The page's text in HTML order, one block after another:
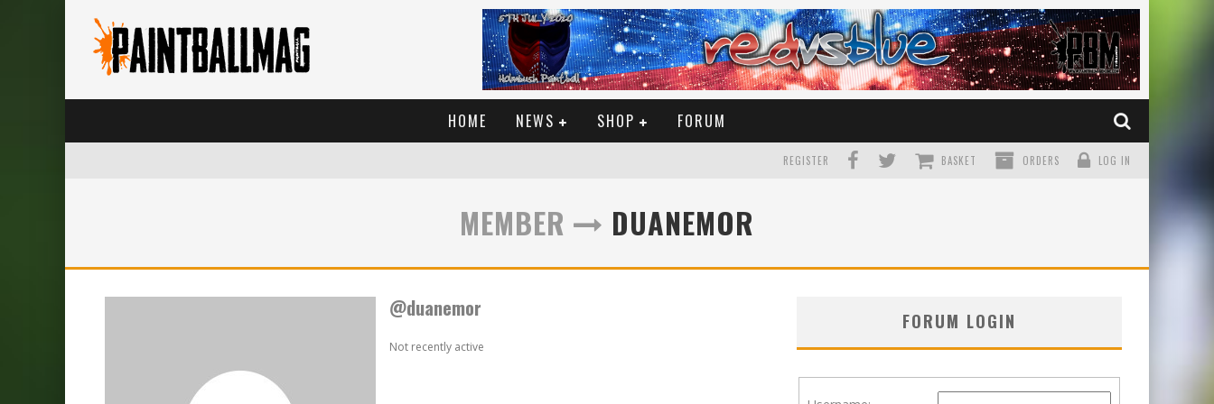
HOME NEWS SHOP FORUM
LOG IN
ORDERS
BASKET
REGISTER
MEMBER DUANEMOR
@duanemor
Not recently active
FORUM LOGIN